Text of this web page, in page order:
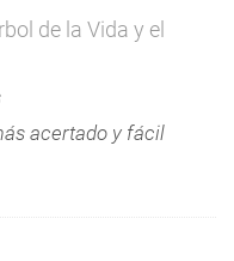
de la Vida y el
acertado y fácil